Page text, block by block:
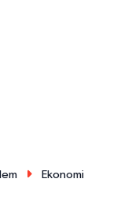
Ekonomi